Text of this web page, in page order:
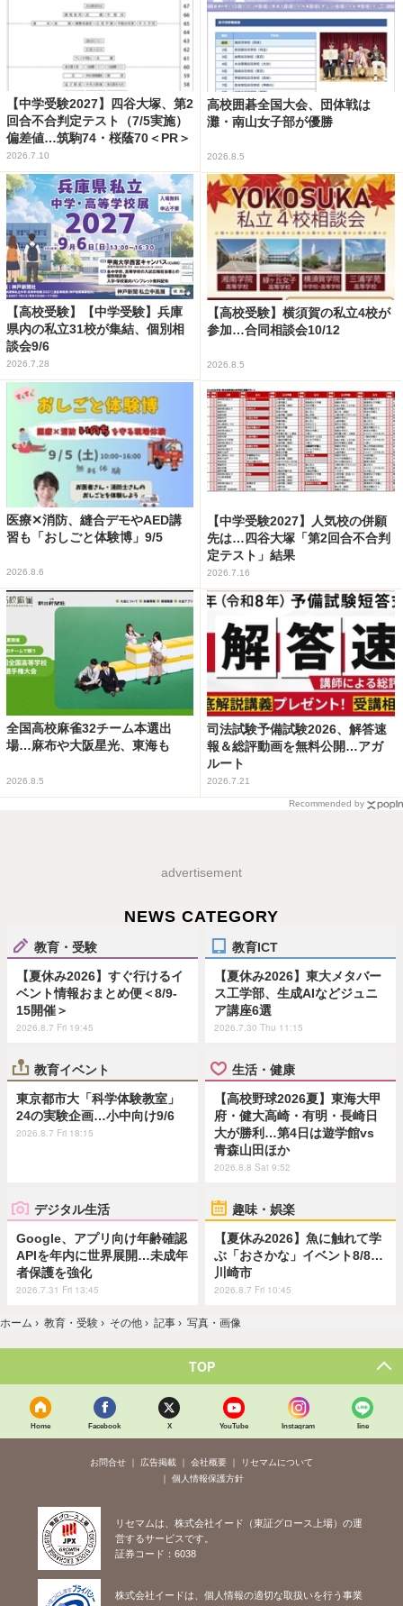
【中学受験2027】四谷大塚、第2
回合不合判定テスト（7/5実施）
偏差値…筑駒74・桜蔭70＜PR＞
2026.7.10
高校囲碁全国大会、団体戦は
灘・南山女子部が優勝
2026.8.5
【高校受験】【中学受験】兵庫
県内の私立31校が集結、個別相
談会9/6
2026.7.28
【高校受験】横須賀の私立4校が
参加…合同相談会10/12
2026.8.5
医療✕消防、縫合デモやAED講
習も「おしごと体験博」9/5
2026.8.6
【中学受験2027】人気校の併願
先は…四谷大塚「第2回合不合判
定テスト」結果
2026.7.16
全国高校麻雀32チーム本選出
場…麻布や大阪星光、東海も
2026.8.5
司法試験予備試験2026、解答速
報＆総評動画を無料公開…アガ
ルート
2026.7.21
Recommended by
advertisement
NEWS CATEGORY
教育・受験
【夏休み2026】すぐ行けるイ
ベント情報おまとめ便＜8/9-
15開催＞
2026.8.7 Fri 19:45
教育ICT
【夏休み2026】東大メタバー
ス工学部、生成AIなどジュニ
ア講座6選
2026.7.30 Thu 11:15
教育イベント
東京都市大「科学体験教室」
24の実験企画…小中向け9/6
2026.8.7 Fri 18:15
生活・健康
【高校野球2026夏】東海大甲
府・健大高崎・有明・長崎日
大が勝利…第4日は遊学館vs
青森山田ほか
2026.8.8 Sat 9:52
デジタル生活
Google、アプリ向け年齢確認
APIを年内に世界展開…未成年
者保護を強化
2026.7.31 Fri 13:45
趣味・娯楽
【夏休み2026】魚に触れて学
ぶ「おさかな」イベント8/8…
川崎市
2026.8.7 Fri 10:45
ホーム › 教育・受験 › その他 › 記事 › 写真・画像
TOP
Home Facebook X YouTube Instagram line
お問合せ 広告掲載 会社概要
リセマムについて
個人情報保護方針
リセマムは、株式会社イード（東証グロース上場）の運
営するサービスです。
証券コード：6038
株式会社イードは、個人情報の適切な取扱いを行う事業